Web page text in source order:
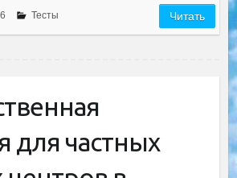
Тесты Читать
для частных